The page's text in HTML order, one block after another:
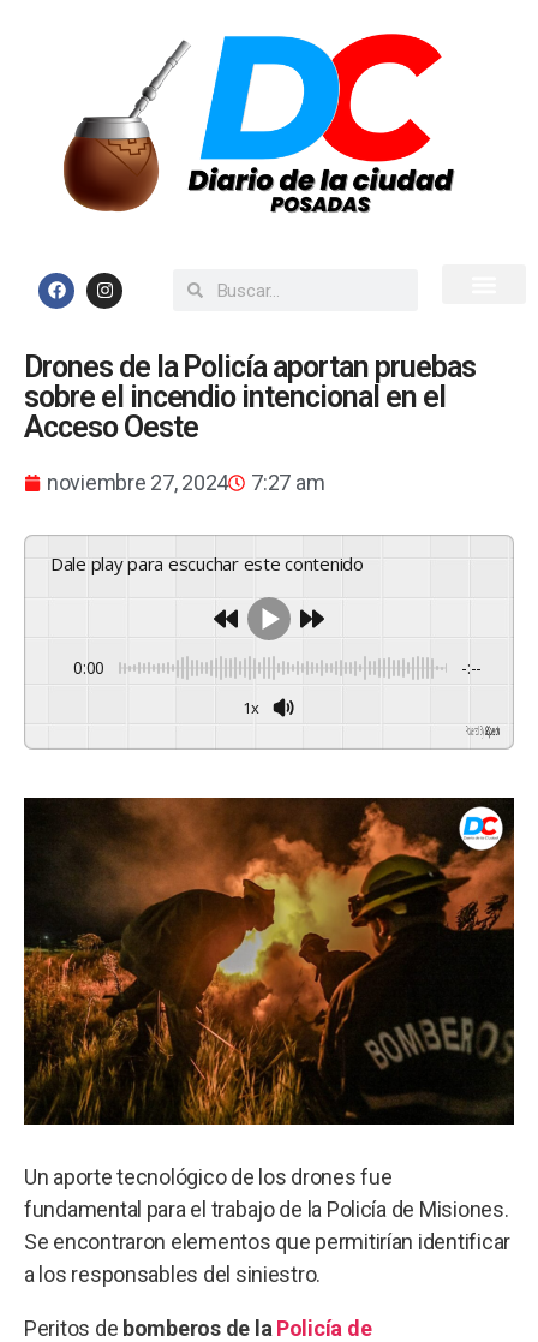
Drones de la Policía aportan pruebas
sobre el incendio intencional en el
Acceso Oeste
noviembre 27, 2024 7:27 am
Dale play para escuchar este contenido
0:00 -:--
1x
GSpeech
Un aporte tecnológico de los drones fue
fundamental para el trabajo de la Policía de Misiones.
Se encontraron elementos que permitirían identificar
a los responsables del siniestro.
Peritos de bomberos de la Policía de